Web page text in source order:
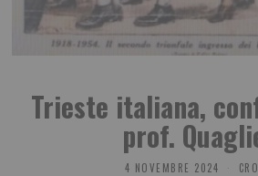
Trieste italiana,
prof.
4 NOVEMBRE 2024